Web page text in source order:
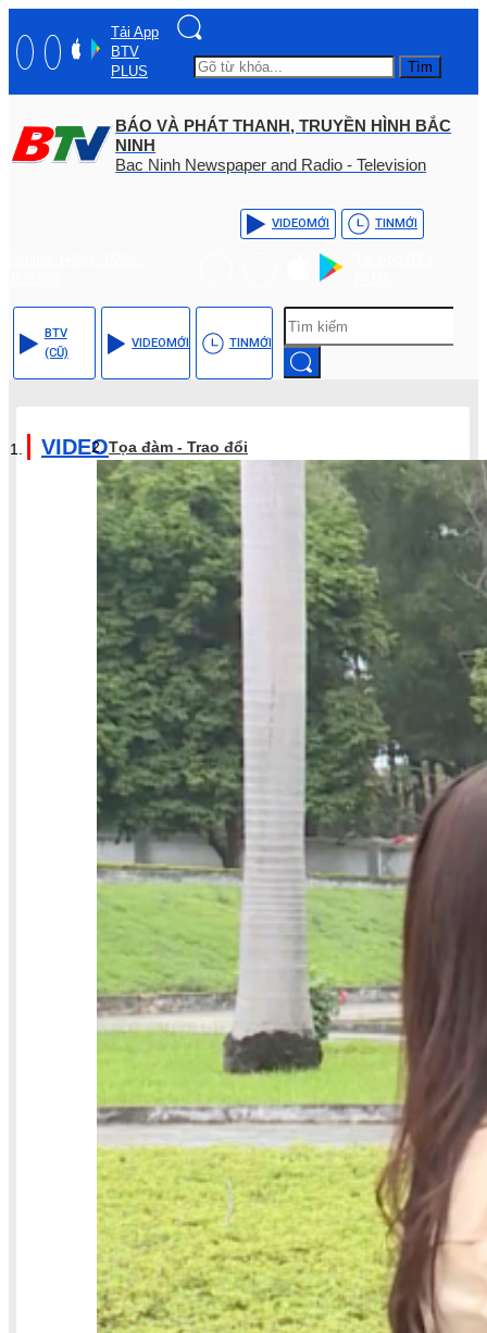
Tải App
BTV
PLUS
Tìm
BÁO VÀ PHÁT THANH, TRUYỀN HÌNH BẮC
NINH
Bac Ninh Newspaper and Radio - Television
VIDEOMỚI TINMỚI
BTV
(CŨ)
VIDEOMỚI TINMỚI
VIDEOTọa đàm - Trao đổi